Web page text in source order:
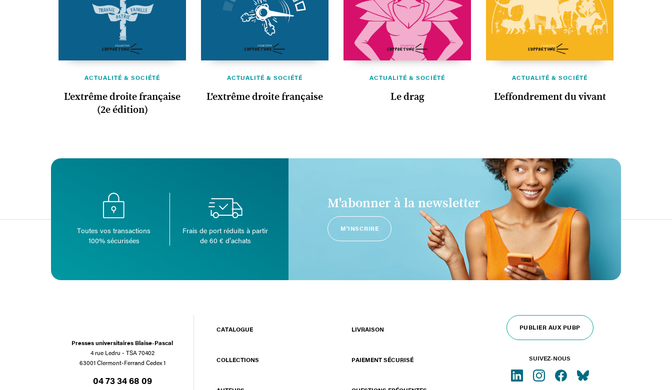
ACTUALITÉ & SOCIÉTÉ
L'extrême droite française
(2e édition)
ACTUALITÉ & SOCIÉTÉ
L'extrême droite française
ACTUALITÉ & SOCIÉTÉ
Le drag
ACTUALITÉ & SOCIÉTÉ
L'effondrement du vivant
Toutes vos transactions
100% sécurisées
Frais de port réduits à partir
de 60 € d’achats
M'abonner à la newsletter
M'INSCRIRE
Presses universitaires Blaise-Pascal
4 rue Ledru - TSA 70402
63001 Clermont-Ferrand Cedex 1
04 73 34 68 09
CATALOGUE
COLLECTIONS
LIVRAISON
PAIEMENT SÉCURISÉ
PUBLIER AUX PUBP
SUIVEZ-NOUS